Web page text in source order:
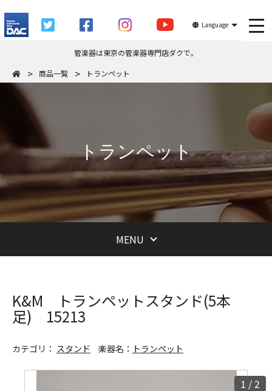
Language
管楽器は東京の管楽器専門店ダクで。
商品一覧
トランペット
トランペット
MENU
K&M トランペットスタンド(5本
足) 15213
カテゴリ： スタンド 楽器名： トランペット
1 /2